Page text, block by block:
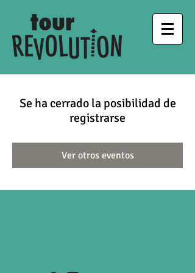
Se ha cerrado la posibilidad de
registrarse
Ver otros eventos